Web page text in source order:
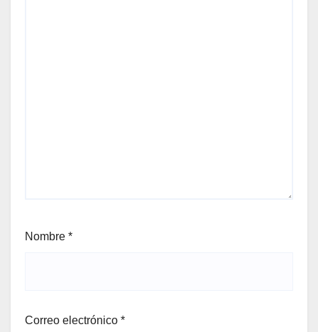
Nombre *
Correo electrónico *